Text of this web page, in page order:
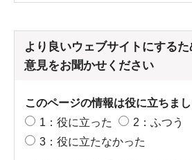
より良いウェブサイトにする
意見をお聞かせください
このページの情報は役に立ちま
1：役に立った
2：ふつう
3：役に立たなかった